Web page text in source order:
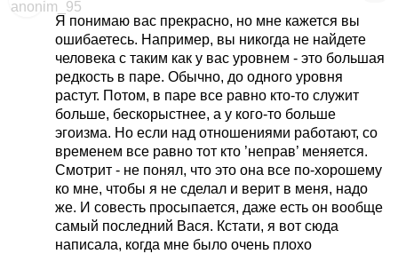
Я понимаю вас прекрасно, но мне кажется вы
ошибаетесь. Например, вы никогда не найдете
человека с таким как у вас уровнем - это большая
редкость в паре. Обычно, до одного уровня
растут. Потом, в паре все равно кто-то служит
больше, бескорыстнее, а у кого-то больше
эгоизма. Но если над отношениями работают, со
временем все равно тот кто ’неправ’ меняется.
Смотрит - не понял, что это она все по-хорошему
ко мне, чтобы я не сделал и верит в меня, надо
же. И совесть просыпается, даже есть он вообще
самый последний Вася. Кстати, я вот сюда
написала, когда мне было очень плохо